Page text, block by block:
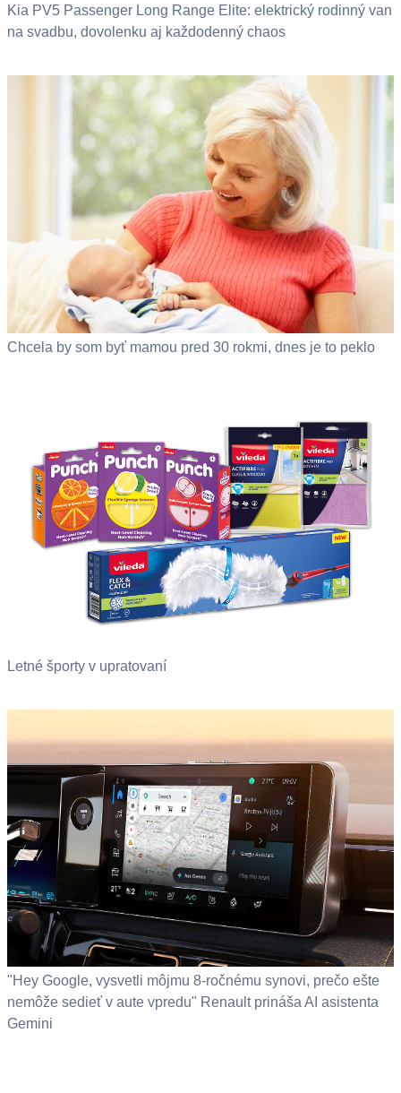
Kia PV5 Passenger Long Range Elite: elektrický rodinný van
na svadbu, dovolenku aj každodenný chaos
Chcela by som byť mamou pred 30 rokmi, dnes je to peklo
Letné športy v upratovaní
"Hey Google, vysvetli môjmu 8-ročnému synovi, prečo ešte
nemôže sedieť v aute vpredu" Renault prináša AI asistenta
Gemini